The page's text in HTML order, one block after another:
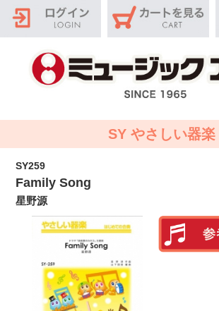
SY やさしい器楽
SY259
Family Song
星野源